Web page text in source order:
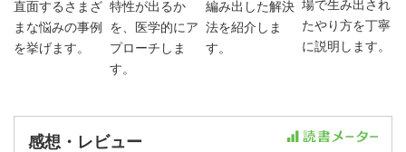
直面するさまざ
まな悩みの事例
を挙げます。
特性が出るか
を、医学的にア
プローチしま
す。
編み出した解決
法を紹介しま
す。
場で生み出され
たやり方を丁寧
に説明します。
感想・レビュー